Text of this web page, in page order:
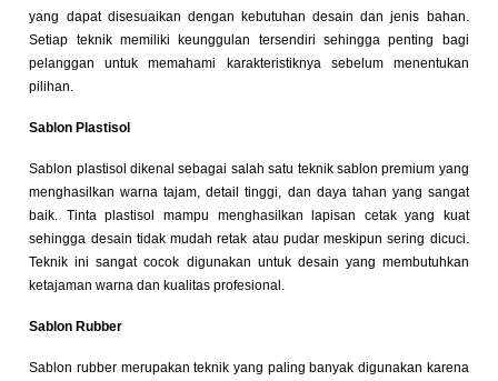
yang dapat disesuaikan dengan kebutuhan desain dan jenis bahan.
Setiap teknik memiliki keunggulan tersendiri sehingga penting bagi
pelanggan untuk memahami karakteristiknya sebelum menentukan
pilihan.
Sablon Plastisol
Sablon plastisol dikenal sebagai salah satu teknik sablon premium yang
menghasilkan warna tajam, detail tinggi, dan daya tahan yang sangat
baik. Tinta plastisol mampu menghasilkan lapisan cetak yang kuat
sehingga desain tidak mudah retak atau pudar meskipun sering dicuci.
Teknik ini sangat cocok digunakan untuk desain yang membutuhkan
ketajaman warna dan kualitas profesional.
Sablon Rubber
Sablon rubber merupakan teknik yang paling banyak digunakan karena